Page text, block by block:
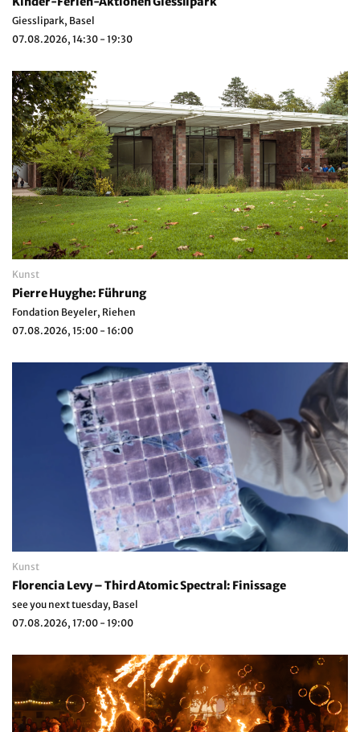
Giesslipark, Basel
07.08.2026, 14:30 - 19:30
Kunst
Pierre Huyghe: Führung
Fondation Beyeler, Riehen
07.08.2026, 15:00 - 16:00
Kunst
Florencia Levy – Third Atomic Spectral: Finissage
see you next tuesday, Basel
07.08.2026, 17:00 - 19:00